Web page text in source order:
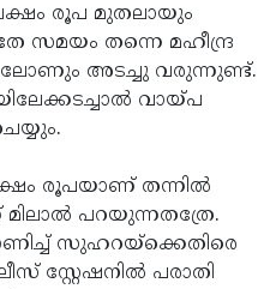
രൂപ മുതലായും
സമയം തന്നെ മഹീന്ദ്ര
ലോണും അടച്ചു വരുന്നുണ്ട്.
വായ്പ
രൂപയാണ് തന്നില്‍
മിലാല്‍ പറയുന്നതത്രേ.
സുഹറയ്ക്കെതിരെ
സ്റ്റേഷനില്‍ പരാതി